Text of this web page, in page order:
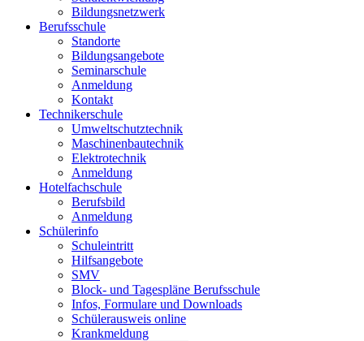
Bildungsnetzwerk
Berufsschule
Standorte
Bildungsangebote
Seminarschule
Anmeldung
Kontakt
Technikerschule
Umweltschutztechnik
Maschinenbautechnik
Elektrotechnik
Anmeldung
Hotelfachschule
Berufsbild
Anmeldung
Schülerinfo
Schuleintritt
Hilfsangebote
SMV
Block- und Tagespläne Berufsschule
Infos, Formulare und Downloads
Schülerausweis online
Krankmeldung